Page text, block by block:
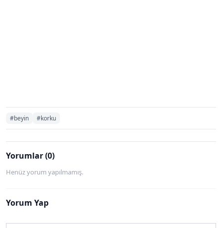
#beyin #korku
Yorumlar (0)
Henüz yorum yapılmamış.
Yorum Yap